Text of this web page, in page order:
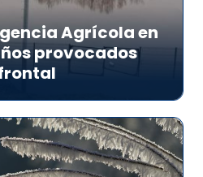
Agrícola en
provocados